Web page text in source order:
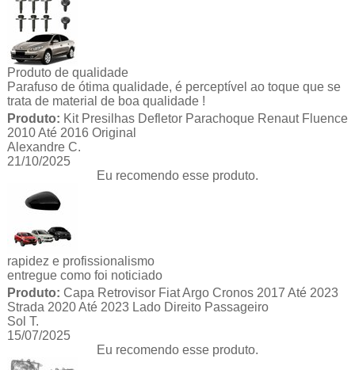
Produto de qualidade
Parafuso de ótima qualidade, é perceptível ao toque que se
trata de material de boa qualidade !
Produto: Kit Presilhas Defletor Parachoque Renaut Fluence
2010 Até 2016 Original
Alexandre C.
21/10/2025
Eu recomendo esse produto.
rapidez e profissionalismo
entregue como foi noticiado
Produto: Capa Retrovisor Fiat Argo Cronos 2017 Até 2023
Strada 2020 Até 2023 Lado Direito Passageiro
Sol T.
15/07/2025
Eu recomendo esse produto.